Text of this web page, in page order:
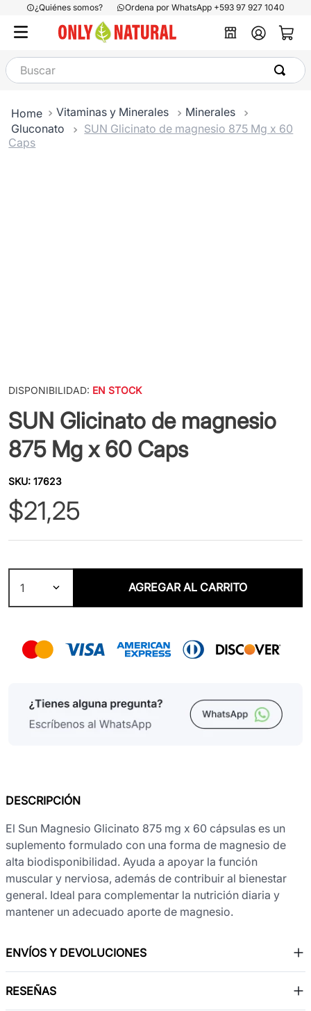
¿Quiénes somos? Ordena por WhatsApp +593 97 927 1040
Buscar
Vitaminas y Minerales
Minerales
Gluconato
SUN Glicinato de magnesio 875 Mg x 60
Caps
DISPONIBILIDAD: EN STOCK
SUN Glicinato de magnesio
875 Mg x 60 Caps
SKU:17623
$21,25
1 AGREGAR AL CARRITO
DESCRIPCIÓN
El Sun Magnesio Glicinato 875 mg x 60 cápsulas es un
suplemento formulado con una forma de magnesio de
alta biodisponibilidad. Ayuda a apoyar la función
muscular y nerviosa, además de contribuir al bienestar
general. Ideal para complementar la nutrición diaria y
mantener un adecuado aporte de magnesio.
ENVÍOS Y DEVOLUCIONES
RESEÑAS